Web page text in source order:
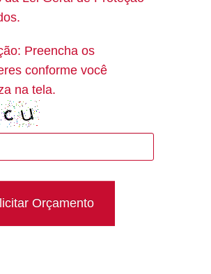
Preencha os
conforme você
na tela.